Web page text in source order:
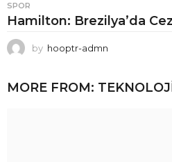
SPOR
Hamilton: Brezilya’da
by hooptr-admn
MORE FROM: